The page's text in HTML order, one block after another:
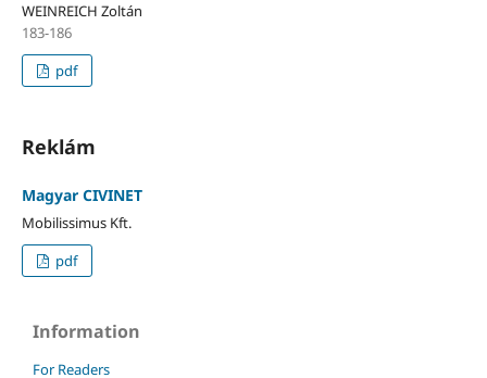
WEINREICH Zoltán
183-186
pdf
Reklám
Magyar CIVINET
Mobilissimus Kft.
pdf
Information
For Readers